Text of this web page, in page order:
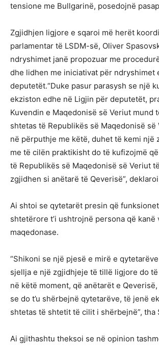
tensione me Bullgarinë, posedojnë
Zgjidhjen ligjore e sqaroi më herët
parlamentar të LSDM-së, Oliver
ndryshimet janë propozuar me
dhe lidhen me iniciativat për ndryshimet
deputetët.“Duke pasur parasysh se një
ekziston edhe në Ligjin për deputetët,
Kuvendin e Maqedonisë së Veriut mund
shtetas të Republikës së Maqedonisë së
në përputhje me këtë, duhet të kemi një
me të cilën praktikisht do të kufizojmë
të Republikës së Maqedonisë së Veriut
zgjidhen si anëtarë të Qeverisë”,
Ai shtoi se qytetarët presin që
shtetërore t’i ushtrojnë persona që kanë
maqedonase.
“Shikoni se një pjesë e mirë e
sjellja e një zgjidhjeje të tillë ligjore do
në këtë moment, që anëtarët e
se do t’u shërbejnë qytetarëve, të jenë
shtetas të shtetit të cilit i shërbejnë”, tha
Ai gjithashtu theksoi se në opinion